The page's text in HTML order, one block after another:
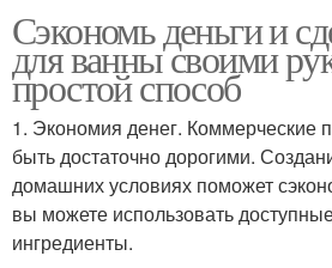
Сэкономь деньги и
для ванны своими
простой способ
1. Экономия денег. Коммерческие
быть достаточно дорогими.
домашних условиях поможет
вы можете использовать
ингредиенты.